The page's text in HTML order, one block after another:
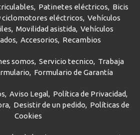
Patinetes eléctricos
Bicis
ciclomotores eléctricos Vehículos
Movilidad asistida Vehículos
Accesorios Recambios
somos Servicio tecnico
Trabaja
Formulario de Garantía
Aviso Legal
Política de Privacidad
Desistir de un pedido
Políticas de
Cookies